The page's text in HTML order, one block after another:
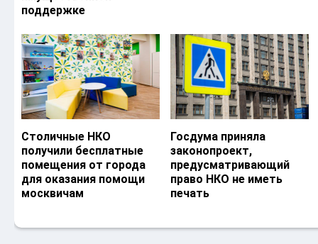
поддержке
Столичные НКО
получили бесплатные
помещения от города
для оказания помощи
москвичам
Госдума приняла
законопроект,
предусматривающий
право НКО не иметь
печать